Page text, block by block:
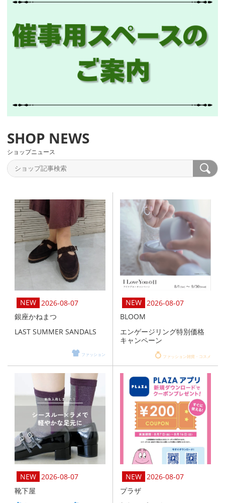
ショップニュース
2026-08-07
銀座かねまつ
LAST SUMMER SANDALS
ファッション
2026-08-07
BLOOM
エンゲージリング特別価格
キャンペーン
ファッション雑貨・コスメ
2026-08-07
靴下屋
2026-08-07
プラザ